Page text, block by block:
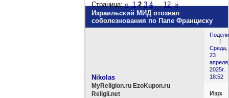
Израильский МИД отозвал
соболезнования по Папе Франциску
Страница:« 1 2 3 4 … 12 »
1
Среда,
23
апреля,
2025г.
18:52
Nikolas
MyReligion.ru EzoKupon.ru
Religii.net